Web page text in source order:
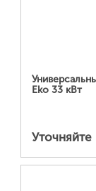
Eko 33 кВт
Уточняйте